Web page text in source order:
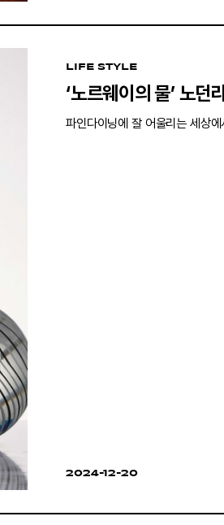
LIFE STYLE
‘노르웨이의 물’ 노던
파인다이닝에 잘 어울리는 세상
2024-12-20